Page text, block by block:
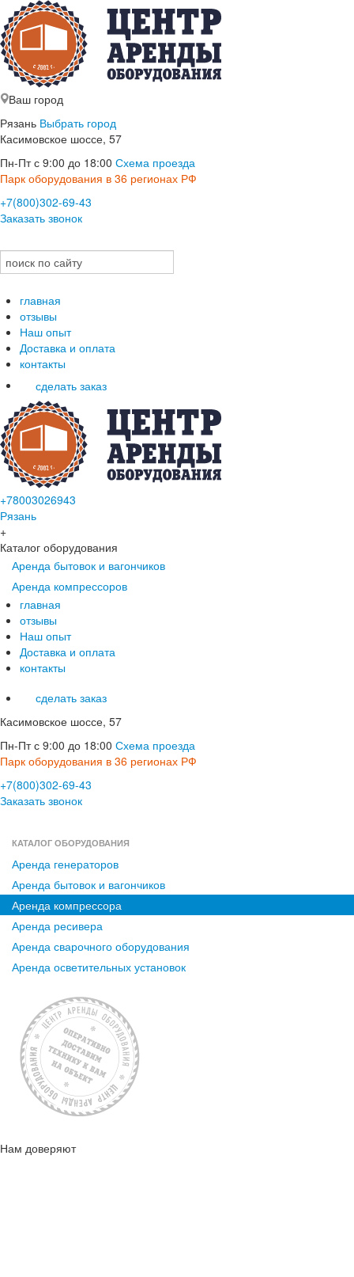
Ваш город
Рязань Выбрать город
Касимовское шоссе, 57
Пн-Пт с 9:00 до 18:00 Схема проезда
Парк оборудования в 36 регионах РФ
+7(800)302-69-43
Заказать звонок
главная
отзывы
Наш опыт
Доставка и оплата
контакты
сделать заказ
+78003026943
Рязань
+
Каталог оборудования
Аренда бытовок и вагончиков
Аренда компрессоров
главная
отзывы
Наш опыт
Доставка и оплата
контакты
сделать заказ
Касимовское шоссе, 57
Пн-Пт с 9:00 до 18:00 Схема проезда
Парк оборудования в 36 регионах РФ
+7(800)302-69-43
Заказать звонок
КАТАЛОГ ОБОРУДОВАНИЯ
Аренда генераторов
Аренда бытовок и вагончиков
Аренда компрессора
Аренда ресивера
Аренда сварочного оборудования
Аренда осветительных установок
Нам доверяют